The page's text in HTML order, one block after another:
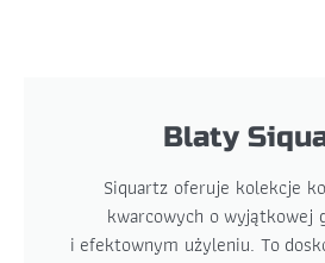
Blaty
Siquartz oferuje kolekcje
kwarcowych o wyjątkowej
i efektownym użyleniu. To